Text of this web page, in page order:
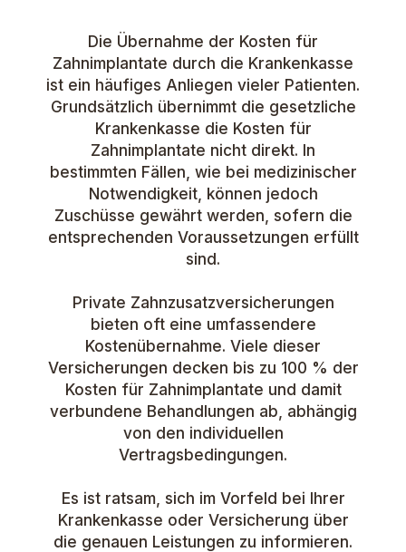
Die Übernahme der Kosten für
Zahnimplantate durch die Krankenkasse
ist ein häufiges Anliegen vieler Patienten.
Grundsätzlich übernimmt die gesetzliche
Krankenkasse die Kosten für
Zahnimplantate nicht direkt. In
bestimmten Fällen, wie bei medizinischer
Notwendigkeit, können jedoch
Zuschüsse gewährt werden, sofern die
entsprechenden Voraussetzungen erfüllt
sind.
Private Zahnzusatzversicherungen
bieten oft eine umfassendere
Kostenübernahme. Viele dieser
Versicherungen decken bis zu 100 % der
Kosten für Zahnimplantate und damit
verbundene Behandlungen ab, abhängig
von den individuellen
Vertragsbedingungen.
Es ist ratsam, sich im Vorfeld bei Ihrer
Krankenkasse oder Versicherung über
die genauen Leistungen zu informieren.